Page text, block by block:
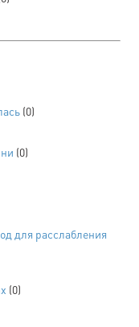
(0)
(0)
для расслабления
(0)